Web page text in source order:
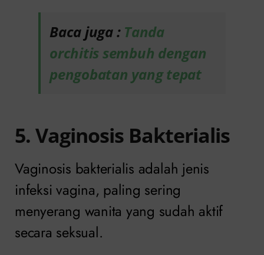
Baca juga : Tanda
orchitis sembuh dengan
pengobatan yang tepat
5. Vaginosis Bakterialis
Vaginosis bakterialis adalah jenis
infeksi vagina, paling sering
menyerang wanita yang sudah aktif
secara seksual.